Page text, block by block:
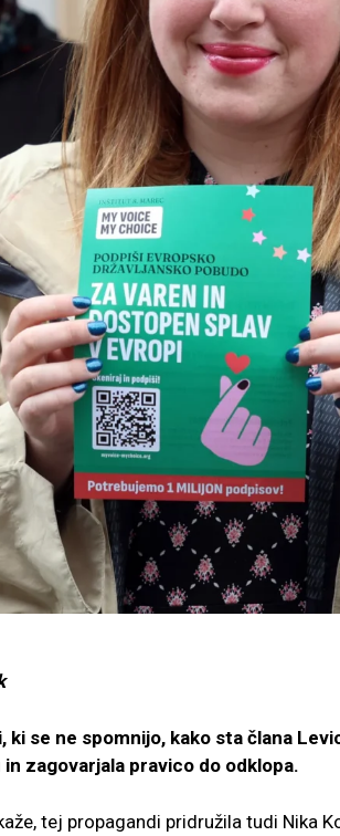
ki se ne spomnijo, kako sta člana
zagovarjala pravico do odklopa.
tej propagandi pridružila tudi Nika